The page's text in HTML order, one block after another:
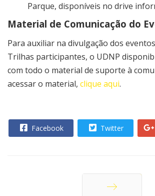
Parque, disponíveis no drive
Material de Comunicação do
Para auxiliar na divulgação dos
Trilhas participantes, o UDNP
com todo o material de suporte à
acessar o material, clique aqui.
Facebook Twitter